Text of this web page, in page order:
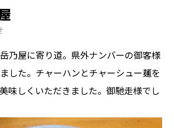
乃屋に寄り道。県外ナンバーの御客様
した。チャーハンとチャーシュー麺を
味しくいただきました。御馳走様でし